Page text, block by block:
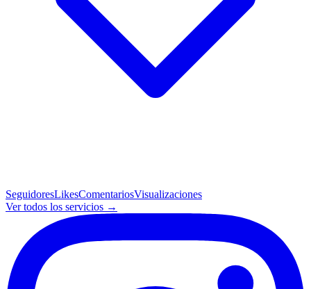
SeguidoresLikesComentariosVisualizaciones
Ver todos los servicios →